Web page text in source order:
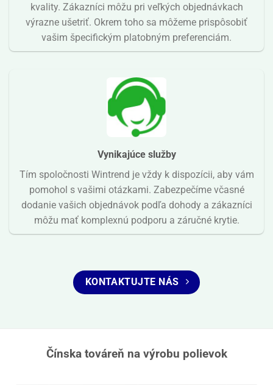
kvality. Zákazníci môžu pri veľkých objednávkach
výrazne ušetriť. Okrem toho sa môžeme prispôsobiť
vašim špecifickým platobným preferenciám.
Vynikajúce služby
Tím spoločnosti Wintrend je vždy k dispozícii, aby vám
pomohol s vašimi otázkami. Zabezpečíme včasné
dodanie vašich objednávok podľa dohody a zákazníci
môžu mať komplexnú podporu a záručné krytie.
KONTAKTUJTE NÁS
Čínska továreň na výrobu polievok